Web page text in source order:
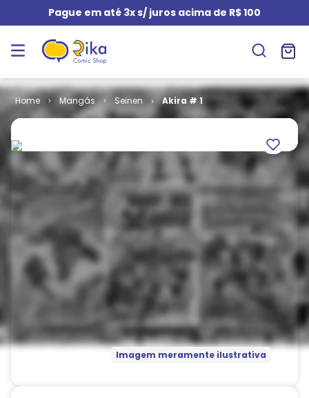
Pague em até 3x s/ juros acima de R$ 100
Mangás Seinen Akira # 1
Imagem meramente ilustrativa